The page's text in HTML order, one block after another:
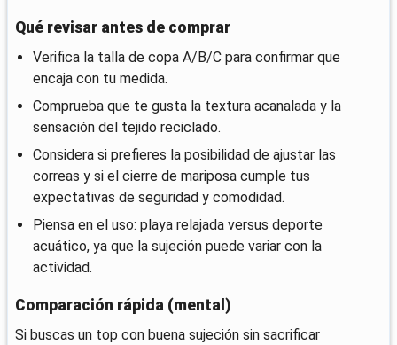
Qué revisar antes de comprar
Verifica la talla de copa A/B/C para confirmar que
encaja con tu medida.
Comprueba que te gusta la textura acanalada y la
sensación del tejido reciclado.
Considera si prefieres la posibilidad de ajustar las
correas y si el cierre de mariposa cumple tus
expectativas de seguridad y comodidad.
Piensa en el uso: playa relajada versus deporte
acuático, ya que la sujeción puede variar con la
actividad.
Comparación rápida (mental)
Si buscas un top con buena sujeción sin sacrificar